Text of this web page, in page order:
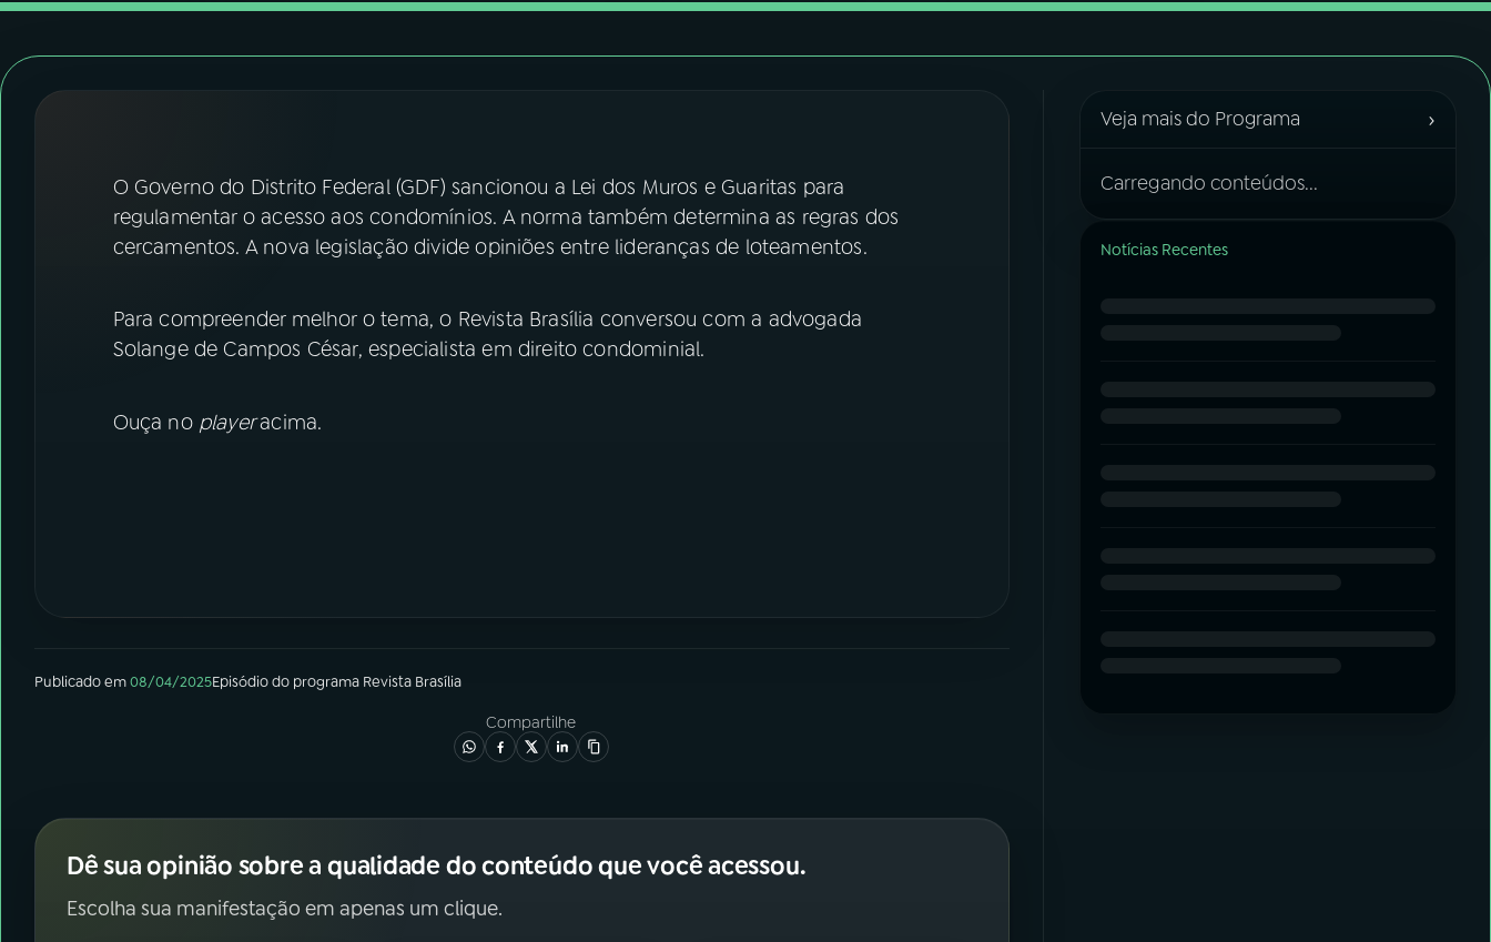
08FESTIVAL DE MÚSICA
Instagram X
O Governo do Distrito Federal (GDF) sancionou a Lei dos Muros e Guaritas para
regulamentar o acesso aos condomínios. A norma também determina as regras dos
cercamentos. A nova legislação divide opiniões entre lideranças de loteamentos.
Para compreender melhor o tema, o Revista Brasília conversou com a advogada
Solange de Campos César, especialista em direito condominial.
Ouça no playeracima.
Publicado em08/04/2025Episódiodo programa Revista Brasília
Compartilhe
Dê sua opinião sobre a qualidade do conteúdo que você acessou.
Escolha sua manifestação em apenas um clique.
Veja mais do Programa ›
Carregando conteúdos...
Notícias Recentes